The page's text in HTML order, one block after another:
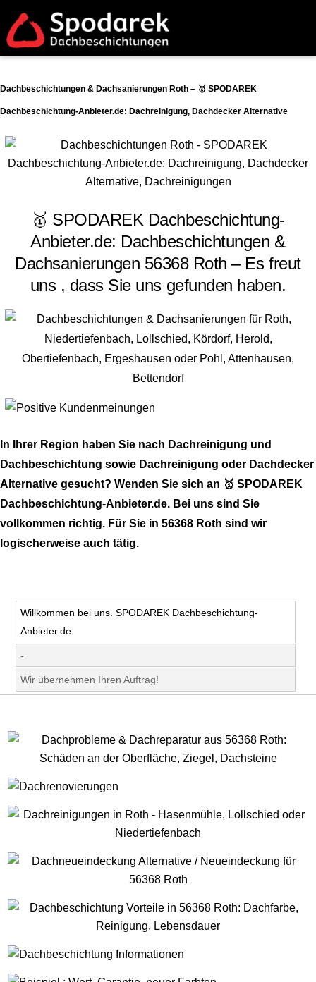
Dachbeschichtungen & Dachsanierungen Roth – 🥇 SPODAREK
Dachbeschichtung-Anbieter.de: Dachreinigung, Dachdecker Alternative
🥇 SPODAREK Dachbeschichtung-
Anbieter.de: Dachbeschichtungen &
Dachsanierungen 56368 Roth – Es freut
uns , dass Sie uns gefunden haben.
In Ihrer Region haben Sie nach Dachreinigung und
Dachbeschichtung sowie Dachreinigung oder Dachdecker
Alternative gesucht? Wenden Sie sich an 🥇 SPODAREK
Dachbeschichtung-Anbieter.de. Bei uns sind Sie
vollkommen richtig. Für Sie in 56368 Roth sind wir
logischerweise auch tätig.
Willkommen bei uns. SPODAREK Dachbeschichtung-
Anbieter.de
-
Wir übernehmen Ihren Auftrag!